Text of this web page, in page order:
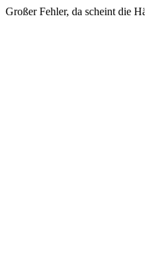
Großer Fehler, da scheint die